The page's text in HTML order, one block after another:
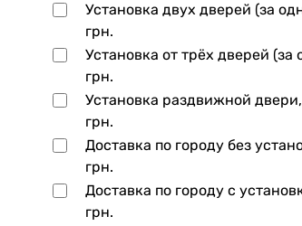
Установка двух дверей (за
грн.
Установка от трёх дверей
грн.
Установка раздвижной
грн.
Доставка по городу без
грн.
Доставка по городу с
грн.